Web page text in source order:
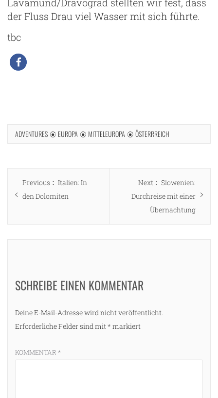
der Fluss Drau viel Wasser mit sich führte.
tbc
ADVENTURES EUROPA MITTELEUROPA ÖSTERRREICH
Beitragsnavigation
Previous
Previous
post:
Italien: In
den Dolomiten
Next
Next
post:
Slowenien:
Durchreise mit einer
Übernachtung
SCHREIBE EINEN KOMMENTAR
Deine E-Mail-Adresse wird nicht veröffentlicht.
Erforderliche Felder sind mit * markiert
KOMMENTAR *